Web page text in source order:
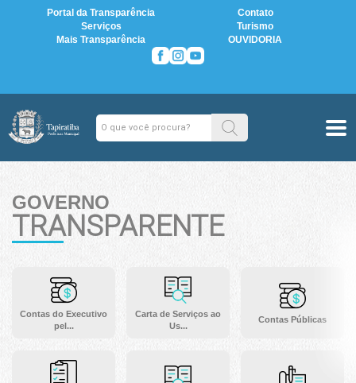
Portal da Transparência
Contato
Serviços
Turismo
Mais Transparência
OUVIDORIA
GOVERNO
TRANSPARENTE
Contas do Executivo
pel...
Carta de Serviços ao
Us...
Contas Públicas